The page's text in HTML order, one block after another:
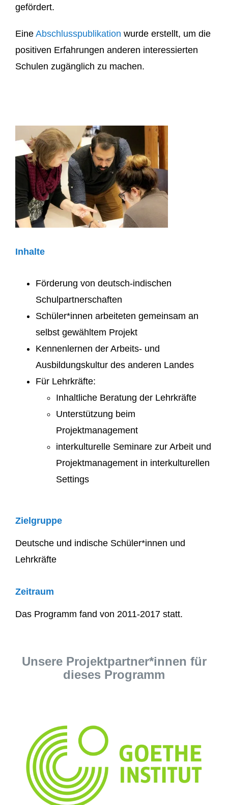
gefördert.
Eine Abschlusspublikation wurde erstellt, um die
positiven Erfahrungen anderen interessierten
Schulen zugänglich zu machen.
Inhalte
Förderung von deutsch-indischen
Schulpartnerschaften
Schüler*innen arbeiteten gemeinsam an
selbst gewähltem Projekt
Kennenlernen der Arbeits- und
Ausbildungskultur des anderen Landes
Für Lehrkräfte:
Inhaltliche Beratung der Lehrkräfte
Unterstützung beim
Projektmanagement
interkulturelle Seminare zur Arbeit und
Projektmanagement in interkulturellen
Settings
Zielgruppe
Deutsche und indische Schüler*innen und
Lehrkräfte
Zeitraum
Das Programm fand von 2011-2017 statt.
Unsere Projektpartner*innen für
dieses Programm